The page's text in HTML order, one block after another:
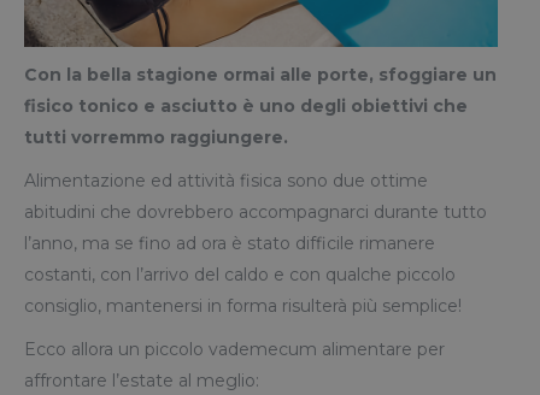
Con la bella stagione ormai alle porte, sfoggiare un
fisico tonico e asciutto è uno degli obiettivi che
tutti vorremmo raggiungere.
Alimentazione ed attività fisica sono due ottime
abitudini che dovrebbero accompagnarci durante tutto
l’anno, ma se fino ad ora è stato difficile rimanere
costanti, con l’arrivo del caldo e con qualche piccolo
consiglio, mantenersi in forma risulterà più semplice!
Ecco allora un piccolo vademecum alimentare per
affrontare l’estate al meglio: